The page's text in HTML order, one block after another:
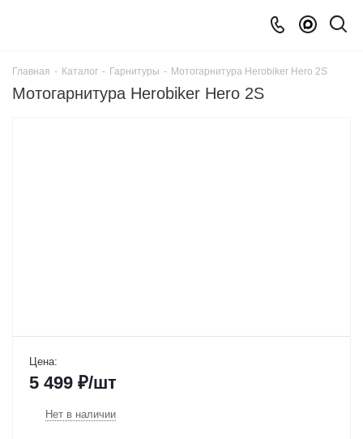
Главная - Каталог - Гарнитуры - Мотогарнитура Herobiker Hero 2S
Мотогарнитура Herobiker Hero 2S
Цена:
5 499 ₽/шт
Нет в наличии